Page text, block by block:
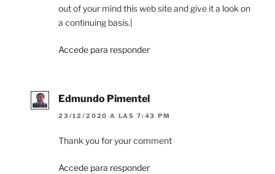
out of your mind this web site and give it a look on
a continuing basis.|
Accede para responder
Edmundo Pimentel
23/12/2020 A LAS 7:43 PM
Thank you for your comment
Accede para responder